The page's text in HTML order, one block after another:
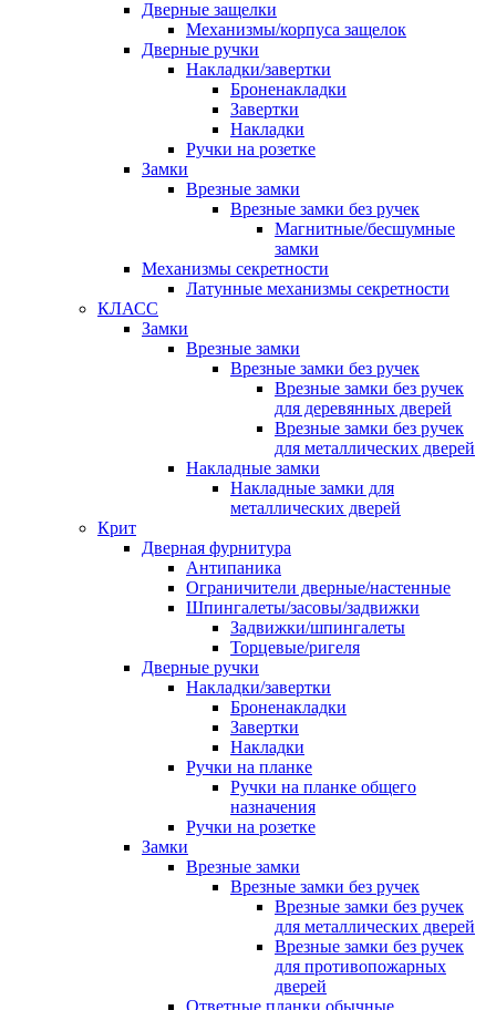
Дверные защелки
Механизмы/корпуса защелок
Дверные ручки
Накладки/завертки
Броненакладки
Завертки
Накладки
Ручки на розетке
Замки
Врезные замки
Врезные замки без ручек
Магнитные/бесшумные
замки
Механизмы секретности
Латунные механизмы секретности
КЛАСС
Замки
Врезные замки
Врезные замки без ручек
Врезные замки без ручек
для деревянных дверей
Врезные замки без ручек
для металлических дверей
Накладные замки
Накладные замки для
металлических дверей
Крит
Дверная фурнитура
Антипаника
Ограничители дверные/настенные
Шпингалеты/засовы/задвижки
Задвижки/шпингалеты
Торцевые/ригеля
Дверные ручки
Накладки/завертки
Броненакладки
Завертки
Накладки
Ручки на планке
Ручки на планке общего
назначения
Ручки на розетке
Замки
Врезные замки
Врезные замки без ручек
Врезные замки без ручек
для металлических дверей
Врезные замки без ручек
для противопожарных
дверей